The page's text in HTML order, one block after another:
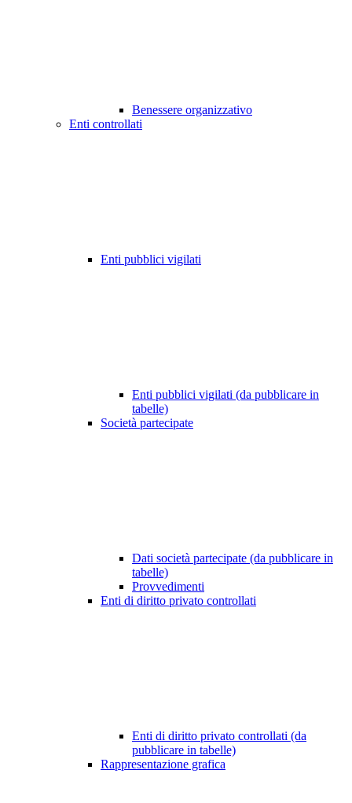
Benessere organizzativo
Enti controllati
Enti pubblici vigilati
Enti pubblici vigilati (da pubblicare in
tabelle)
Società partecipate
Dati società partecipate (da pubblicare in
tabelle)
Provvedimenti
Enti di diritto privato controllati
Enti di diritto privato controllati (da
pubblicare in tabelle)
Rappresentazione grafica